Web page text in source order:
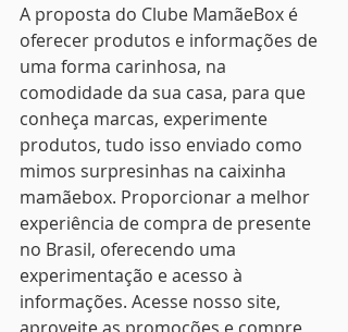
A proposta do Clube MamãeBox é
oferecer produtos e informações de
uma forma carinhosa, na
comodidade da sua casa, para que
conheça marcas, experimente
produtos, tudo isso enviado como
mimos surpresinhas na caixinha
mamãebox. Proporcionar a melhor
experiência de compra de presente
no Brasil, oferecendo uma
experimentação e acesso à
informações. Acesse nosso site,